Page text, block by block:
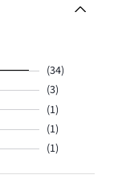
(34)
(3)
(1)
(1)
(1)